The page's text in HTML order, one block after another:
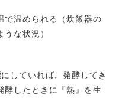
で温められる（炊飯器の
な状況）
していれば、発酵してき
酵したときに『熱』を生